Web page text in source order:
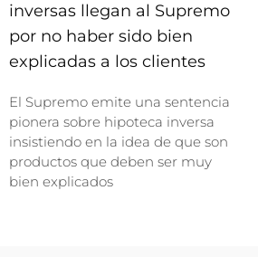
inversas llegan al Supremo
por no haber sido bien
explicadas a los clientes
El Supremo emite una sentencia
pionera sobre hipoteca inversa
insistiendo en la idea de que son
productos que deben ser muy
bien explicados